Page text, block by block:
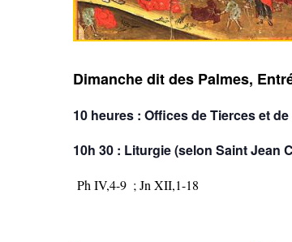
Dimanche dit des Palmes,
10 heures : Offices de Tierces et
10h 30 : Liturgie (selon Saint Jean
Ph IV,4-9 ; Jn XII,1-18